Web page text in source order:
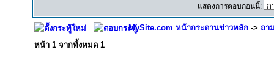
แสดงการตอบก่อนนี้:
MySite.com หน้ากระดานข่าวหลัก -> ถา
หน้า 1 จากทั้งหมด 1